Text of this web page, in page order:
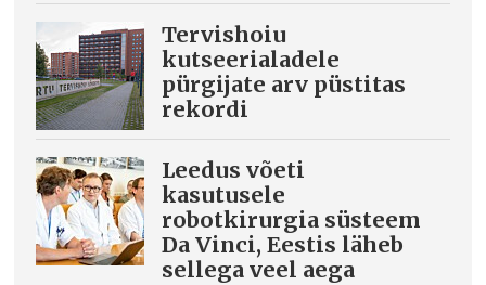
Tervishoiu
kutseerialadele
pürgijate arv püstitas
rekordi
Leedus võeti
kasutusele
robotkirurgia süsteem
Da Vinci, Eestis läheb
sellega veel aega